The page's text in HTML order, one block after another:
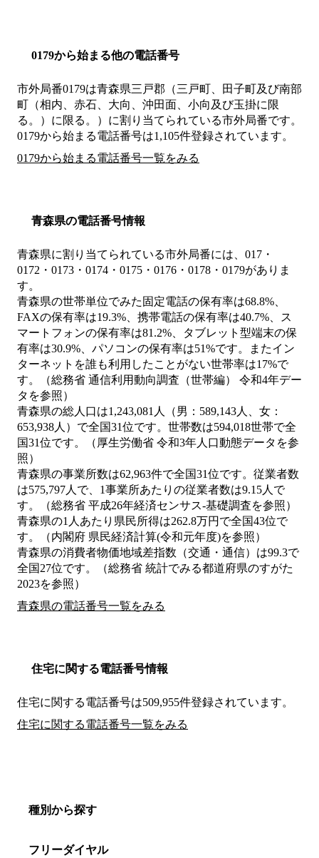
0179から始まる他の電話番号
市外局番0179は青森県三戸郡（三戸町、田子町及び南部
町（相内、赤石、大向、沖田面、小向及び玉掛に限
る。）に限る。） に割り当てられている市外局番です。
0179から始まる電話番号は1,105件登録されています。
0179から始まる電話番号一覧をみる
青森県の電話番号情報
青森県に割り当てられている市外局番には、017・
0172・0173・0174・0175・0176・0178・0179がありま
す。
青森県の世帯単位でみた固定電話の保有率は68.8%、
FAXの保有率は19.3%、携帯電話の保有率は40.7%、ス
マートフォンの保有率は81.2%、タブレット型端末の保
有率は30.9%、パソコンの保有率は51%です。またイン
ターネットを誰も利用したことがない世帯率は17%で
す。（総務省 通信利用動向調査（世帯編） 令和4年デー
タを参照）
青森県の総人口は1,243,081人（男：589,143人、女：
653,938人）で全国31位です。世帯数は594,018世帯で全
国31位です。（厚生労働省 令和3年人口動態データを参
照）
青森県の事業所数は62,963件で全国31位です。従業者数
は575,797人で、1事業所あたりの従業者数は9.15人で
す。（総務省 平成26年経済センサス‐基礎調査を参照）
青森県の1人あたり県民所得は262.8万円で全国43位で
す。（内閣府 県民経済計算(令和元年度)を参照）
青森県の消費者物価地域差指数（交通・通信）は99.3で
全国27位です。（総務省 統計でみる都道府県のすがた
2023を参照）
青森県の電話番号一覧をみる
住宅に関する電話番号情報
住宅に関する電話番号は509,955件登録されています。
住宅に関する電話番号一覧をみる
種別から探す
フリーダイヤル